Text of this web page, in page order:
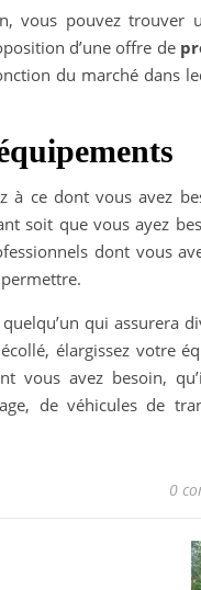
vous pouvez trouver
d’une offre de
du marché dans
à ce dont vous avez
soit que vous ayez
dont vous
qui assurera
élargissez votre
avez besoin,
de véhicules de
0